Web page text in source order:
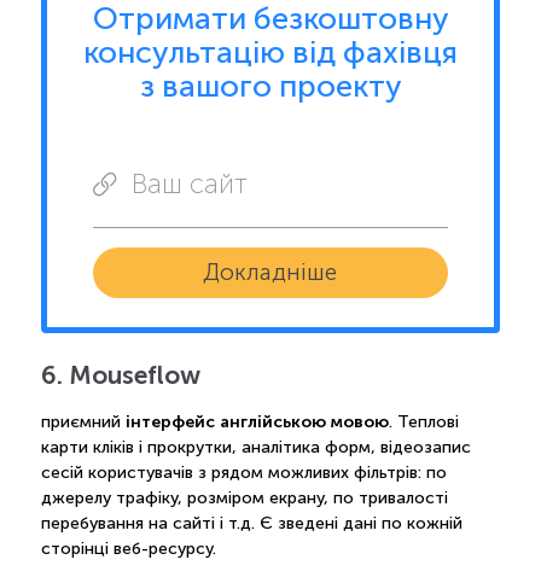
Отримати безкоштовну
консультацію від фахівця
з вашого проекту
Ваш сайт
Докладніше
6. Mouseflow
приємний інтерфейс англійською мовою. Теплові
карти кліків і прокрутки, аналітика форм, відеозапис
сесій користувачів з рядом можливих фільтрів: по
джерелу трафіку, розміром екрану, по тривалості
перебування на сайті і т.д. Є зведені дані по кожній
сторінці веб-ресурсу.